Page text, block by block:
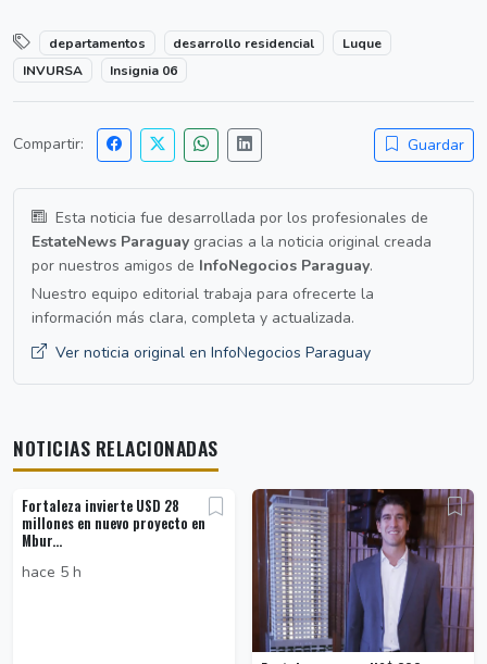
departamentos desarrollo residencial
Luque
INVURSA
Insignia 06
Compartir: Guardar
Esta noticia fue desarrollada por los profesionales de
EstateNews Paraguay gracias a la noticia original creada
por nuestros amigos de InfoNegocios Paraguay.
Nuestro equipo editorial trabaja para ofrecerte la
información más clara, completa y actualizada.
Ver noticia original en InfoNegocios Paraguay
NOTICIAS RELACIONADAS
Fortaleza invierte USD 28
millones en nuevo proyecto en
Mbur...
hace 5 h